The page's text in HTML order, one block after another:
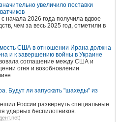
увеличило поставки
начала 2026 года получила вдвое
чем за весь 2025 год, отметили в
США в отношении Ирана должна
и к завершению войны в Украине
соглашение между США и
огня и возобновлении
Будут ли запускать "шахеды" из
России развернуть специальные
ударных беспилотников.
)